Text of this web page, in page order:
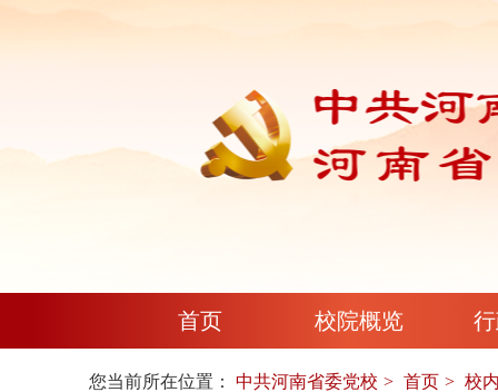
首页 校院概览
您当前所在位置： 中共河南省委党校 首页 校